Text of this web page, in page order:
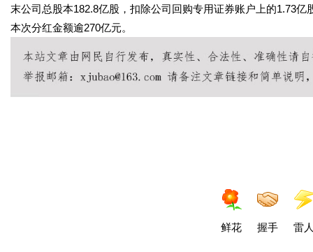
末公司总股本182.8亿股，扣除公司回购专用证券账户上的1.73
本次分红金额逾270亿元。
鲜花 握手 雷